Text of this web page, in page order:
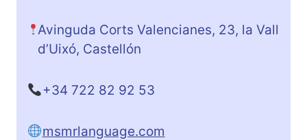
Avinguda Corts Valencianes, 23, la Vall
d’Uixó, Castellón
+34 722 82 92 53
msmrlanguage.com